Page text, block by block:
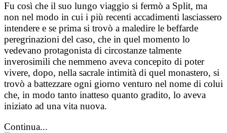
Fu così che il suo lungo viaggio si fermò a Split, ma
non nel modo in cui i più recenti accadimenti lasciassero
intendere e se prima si trovò a maledire le beffarde
peregrinazioni del caso, che in quel momento lo
vedevano protagonista di circostanze talmente
inverosimili che nemmeno aveva concepito di poter
vivere, dopo, nella sacrale intimità di quel monastero, si
trovò a battezzare ogni giorno venturo nel nome di colui
che, in modo tanto inatteso quanto gradito, lo aveva
iniziato ad una vita nuova.
Continua...